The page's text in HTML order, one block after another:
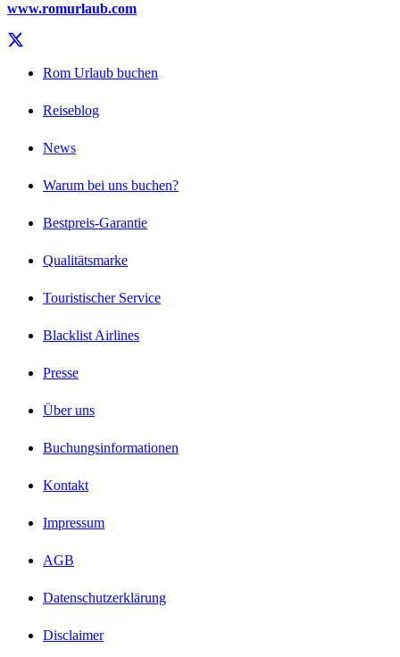
www.romurlaub.com
Rom Urlaub buchen
Reiseblog
News
Warum bei uns buchen?
Bestpreis-Garantie
Qualitätsmarke
Touristischer Service
Blacklist Airlines
Presse
Über uns
Buchungsinformationen
Kontakt
Impressum
AGB
Datenschutzerklärung
Disclaimer